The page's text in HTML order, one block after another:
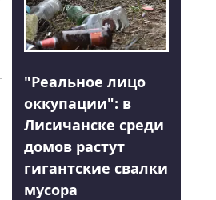
"Реальное лицо
оккупации": в
Лисичанске среди
домов растут
гигантские свалки
мусора